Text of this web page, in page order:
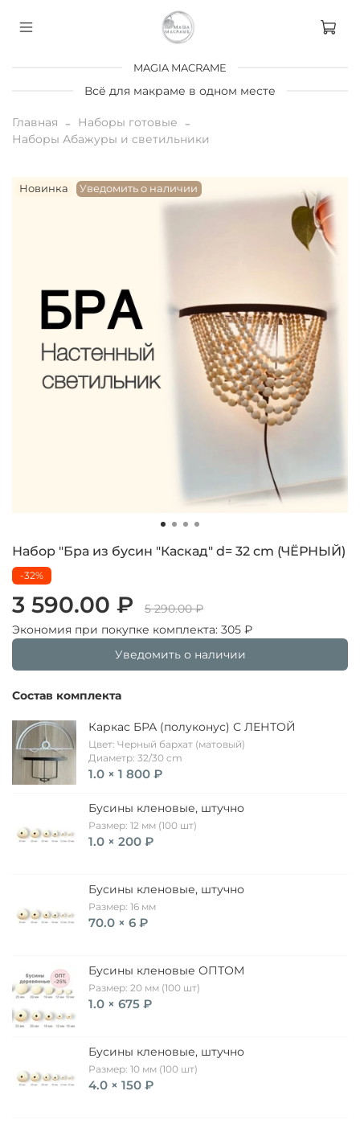
MAGIA MACRAME
Всё для макраме в одном месте
Главная
Наборы готовые
Наборы Абажуры и светильники
Новинка Уведомить о наличии
Набор "Бра из бусин "Каскад" d= 32 cm (ЧЁРНЫЙ)
-32%
3 590.00 ₽
5 290.00 ₽
Экономия при покупке комплекта: 305 ₽
Уведомить о наличии
Состав комплекта
Каркас БРА (полуконус) С ЛЕНТОЙ
Цвет: Черный бархат (матовый)
Диаметр: 32/30 cm
1.0 × 1 800 ₽
Бусины кленовые, штучно
Размер: 12 мм (100 шт)
1.0 × 200 ₽
Бусины кленовые, штучно
Размер: 16 мм
70.0 × 6 ₽
Бусины кленовые ОПТОМ
Размер: 20 мм (100 шт)
1.0 × 675 ₽
Бусины кленовые, штучно
Размер: 10 мм (100 шт)
4.0 × 150 ₽